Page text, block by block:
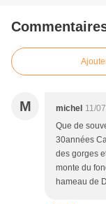
M michel 11/
Que de
30années
des gorges
monte du
hameau de